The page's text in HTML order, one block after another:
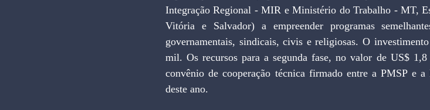
Integração Regional - MIR e Ministério do Trabalho - MT,
Vitória e Salvador) a empreender programas
governamentais, sindicais, civis e religiosas. O
mil. Os recursos para a segunda fase, no valor de US$
convênio de cooperação técnica firmado entre a PMSP e
deste ano.